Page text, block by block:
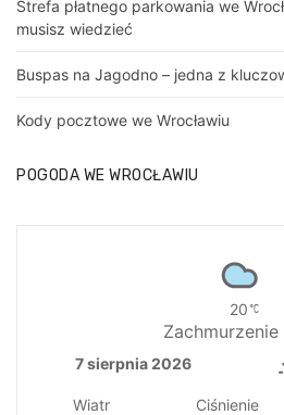
Strefa płatnego parkowania we
musisz wiedzieć
Buspas na Jagodno – jedna z
Kody pocztowe we Wrocławiu
POGODA WE WROCŁAWIU
20
7 sierpnia 2026
Wiatr
Ciśnienie